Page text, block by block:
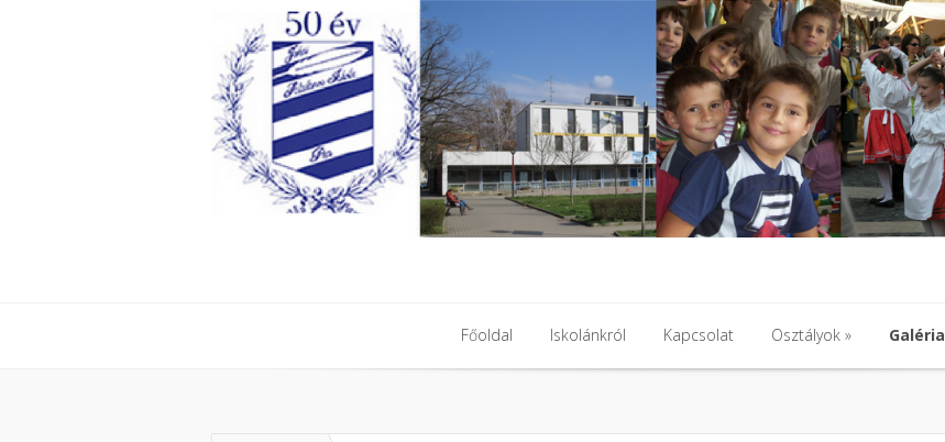
Főoldal Iskolánkról Kapcsolat Osztályok» Galéria